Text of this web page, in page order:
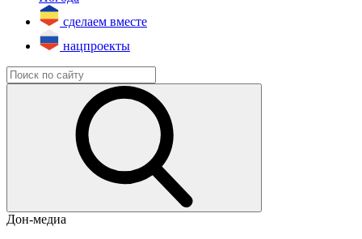
сделаем вместе
нацпроекты
Дон-медиа